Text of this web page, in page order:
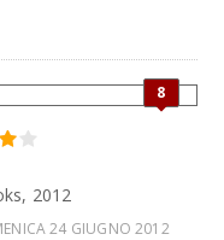
8
2012
24 GIUGNO 2012